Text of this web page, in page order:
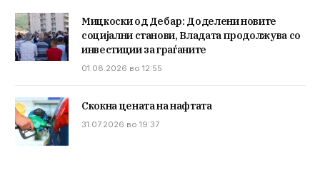
Мицкоски од Дебар: Доделени новите
социјални станови, Владата продолжува со
инвестиции за граѓаните
01.08.2026 во 12:55
Скокна цената на нафтата
31.07.2026 во 19:37